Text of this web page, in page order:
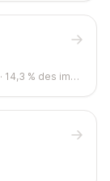
· 14,3 % des immeubles